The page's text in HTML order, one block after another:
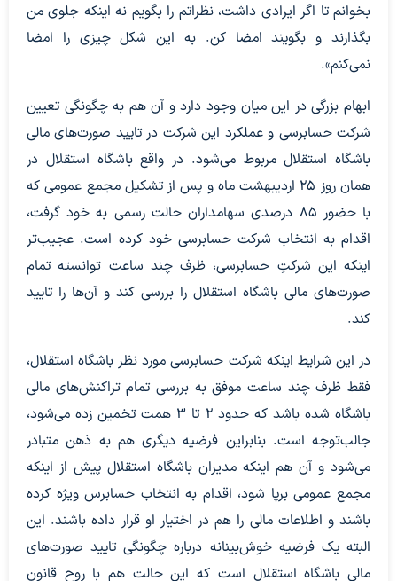
بخوانم تا اگر ایرادی داشت، نظراتم را بگویم نه اینکه جلوی من
بگذارند و بگویند امضا کن. به این شکل چیزی را امضا
نمی‌کنم».
ابهام بزرگی در این میان وجود دارد و آن هم به چگونگی تعیین
شرکت حسابرسی و عملکرد این شرکت در تایید صورت‌های مالی
باشگاه استقلال مربوط می‌شود. در واقع باشگاه استقلال در
همان روز ۲۵ اردیبهشت ماه و پس از تشکیل مجمع عمومی که
با حضور ۸۵ درصدی سهامداران حالت رسمی به خود گرفت،
اقدام به انتخاب شرکت حسابرسی خود کرده است. عجیب‌تر
اینکه این شرکتِ حسابرسی، ظرف چند ساعت توانسته تمام
صورت‌های مالی باشگاه استقلال را بررسی کند و آن‌ها را تایید
کند.
در این شرایط اینکه شرکت حسابرسی مورد نظر باشگاه استقلال،
فقط ظرف چند ساعت موفق به بررسی تمام تراکنش‌های مالی
باشگاه شده باشد که حدود ۲ تا ۳ همت تخمین زده می‌شود،
جالب‌توجه است. بنابراین فرضیه دیگری هم به ذهن متبادر
می‌شود و آن هم اینکه مدیران باشگاه استقلال پیش از اینکه
مجمع عمومی برپا شود، اقدام به انتخاب حسابرس ویژه کرده
باشند و اطلاعات مالی را هم در اختیار او قرار داده باشند. این
البته یک فرضیه خوش‌بینانه درباره چگونگی تایید صورت‌های
مالی باشگاه استقلال است که این حالت هم با روح قانون